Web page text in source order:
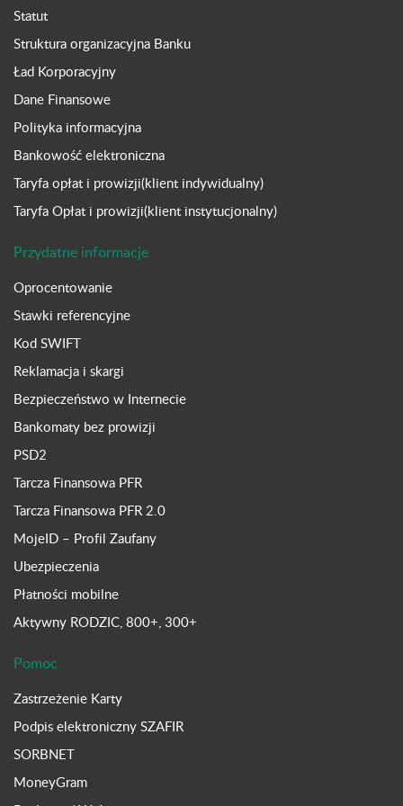
Statut
Struktura organizacyjna Banku
Ład Korporacyjny
Dane Finansowe
Polityka informacyjna
Bankowość elektroniczna
Taryfa opłat i prowizji(klient indywidualny)
Taryfa Opłat i prowizji(klient instytucjonalny)
Przydatne informacje
Oprocentowanie
Stawki referencyjne
Kod SWIFT
Reklamacja i skargi
Bezpieczeństwo w Internecie
Bankomaty bez prowizji
PSD2
Tarcza Finansowa PFR
Tarcza Finansowa PFR 2.0
MojeID – Profil Zaufany
Ubezpieczenia
Płatności mobilne
Aktywny RODZIC, 800+, 300+
Pomoc
Zastrzeżenie Karty
Podpis elektroniczny SZAFIR
SORBNET
MoneyGram